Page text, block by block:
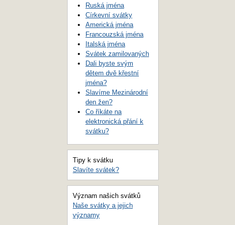
Ruská jména
Církevní svátky
Americká jména
Francouzská jména
Italská jména
Svátek zamilovaných
Dali byste svým
dětem dvě křestní
jména?
Slavíme Mezinárodní
den žen?
Co říkáte na
elektronická přání k
svátku?
Tipy k svátku
Slavíte svátek?
Význam našich svátků
Naše svátky a jejich
významy